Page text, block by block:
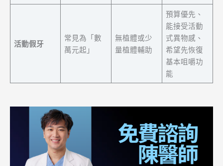
活動假牙
常見為「數
萬元起」
無植體或少
量植體輔助
預算優先、
能接受活動
式異物感、
希望先恢復
基本咀嚼功
能